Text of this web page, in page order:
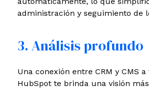
administración y seguimiento de
3. Análisis profundo
Una conexión entre CRM y CMS a
HubSpot te brinda una visión